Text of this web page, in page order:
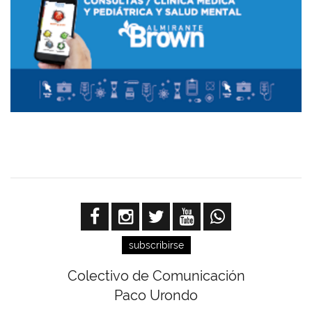
subscribirse
Colectivo de Comunicación
Paco Urondo